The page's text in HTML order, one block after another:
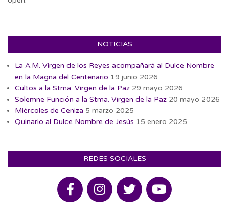
NOTICIAS
La A.M. Virgen de los Reyes acompañará al Dulce Nombre
en la Magna del Centenario 19 junio 2026
Cultos a la Stma. Virgen de la Paz 29 mayo 2026
Solemne Función a la Stma. Virgen de la Paz 20 mayo 2026
Miércoles de Ceniza 5 marzo 2025
Quinario al Dulce Nombre de Jesús 15 enero 2025
REDES SOCIALES